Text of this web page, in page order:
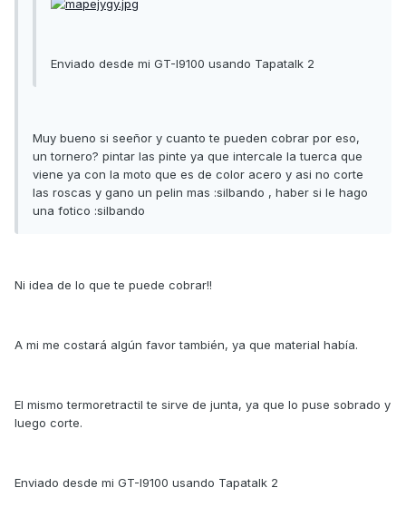
Enviado desde mi GT-I9100 usando Tapatalk 2
Muy bueno si seeñor y cuanto te pueden cobrar por eso,
un tornero? pintar las pinte ya que intercale la tuerca que
viene ya con la moto que es de color acero y asi no corte
las roscas y gano un pelin mas :silbando , haber si le hago
una fotico :silbando
Ni idea de lo que te puede cobrar!!
A mi me costará algún favor también, ya que material había.
El mismo termoretractil te sirve de junta, ya que lo puse sobrado y
luego corte.
Enviado desde mi GT-I9100 usando Tapatalk 2